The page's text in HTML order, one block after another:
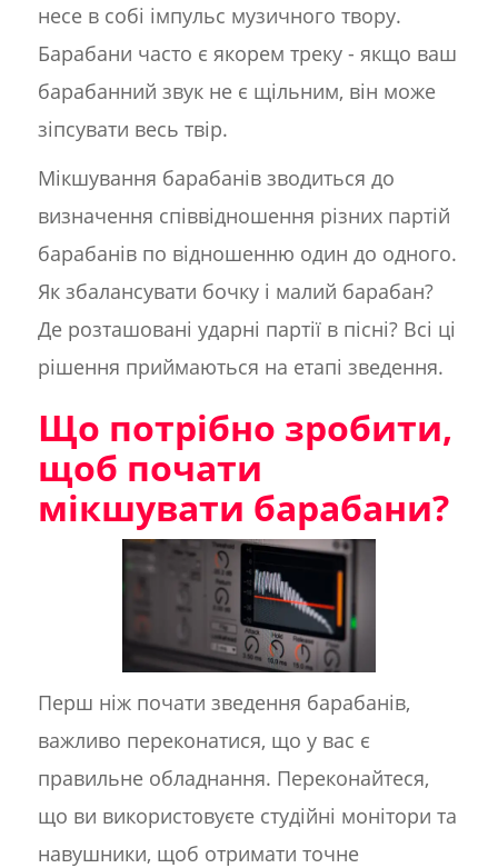
несе в собі імпульс музичного твору.
Барабани часто є якорем треку - якщо ваш
барабанний звук не є щільним, він може
зіпсувати весь твір.
Мікшування барабанів зводиться до
визначення співвідношення різних партій
барабанів по відношенню один до одного.
Як збалансувати бочку і малий барабан?
Де розташовані ударні партії в пісні? Всі ці
рішення приймаються на етапі зведення.
Що потрібно зробити,
щоб почати
мікшувати барабани?
Перш ніж почати зведення барабанів,
важливо переконатися, що у вас є
правильне обладнання. Переконайтеся,
що ви використовуєте студійні монітори та
навушники, щоб отримати точне